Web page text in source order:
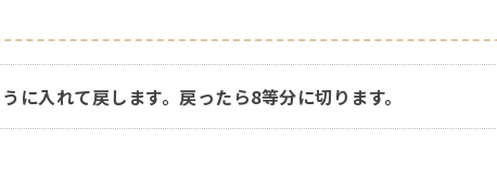
入れて戻します。戻ったら8等分に切ります。